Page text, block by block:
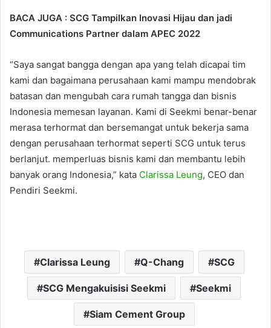
BACA JUGA : SCG Tampilkan Inovasi Hijau dan jadi
Communications Partner dalam APEC 2022
“Saya sangat bangga dengan apa yang telah dicapai tim
kami dan bagaimana perusahaan kami mampu mendobrak
batasan dan mengubah cara rumah tangga dan bisnis
Indonesia memesan layanan. Kami di Seekmi benar-benar
merasa terhormat dan bersemangat untuk bekerja sama
dengan perusahaan terhormat seperti SCG untuk terus
berlanjut. memperluas bisnis kami dan membantu lebih
banyak orang Indonesia,” kata Clarissa Leung, CEO dan
Pendiri Seekmi.
Clarissa Leung Q-Chang SCG
SCG Mengakuisisi Seekmi Seekmi
Siam Cement Group